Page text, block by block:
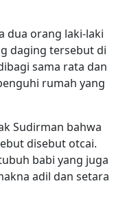
dua orang laki-laki
daging tersebut di
sama rata dan
rumah yang
Sudirman bahwa
disebut otcai.
babi yang juga
adil dan setara